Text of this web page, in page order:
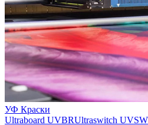
УФ Краски
Ultraboard UVBRUltraswitch UVSW